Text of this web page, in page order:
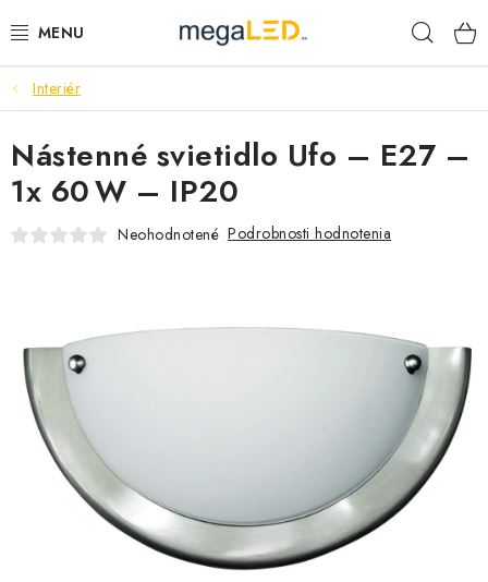
na
PRIEMYSEL
SVIETIDLÁ
ŽIAROVKY A TRUBICE
VENTILÁTORY
SAMSUNG SVIETIDLÁ
SOLÁRNE SYSTÉMY
SEZÓNNE VÝPREDAJE POĽNOPOTREBY
Interiér
Nástenné svietidlo Ufo – E27 –
1x 60 W – IP20
Neohodnotené Podrobnosti hodnotenia